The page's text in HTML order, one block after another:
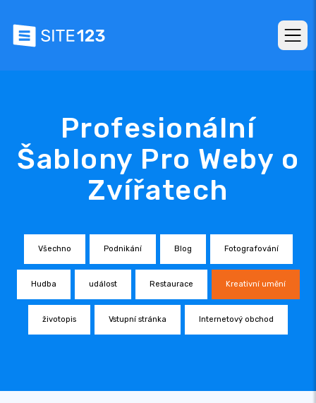
Profesionální
Šablony Pro Weby o
Zvířatech
Všechno Podnikání Blog Fotografování
Hudba událost Restaurace Kreativní umění
životopis Vstupní stránka Internetový obchod